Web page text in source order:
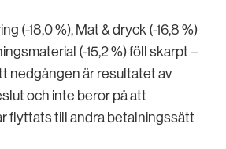
(-18,0 %), Mat & dryck (-16,8 %)
(-15,2 %) föll skarpt –
nedgången är resultatet av
och inte beror på att
flyttats till andra betalningssätt